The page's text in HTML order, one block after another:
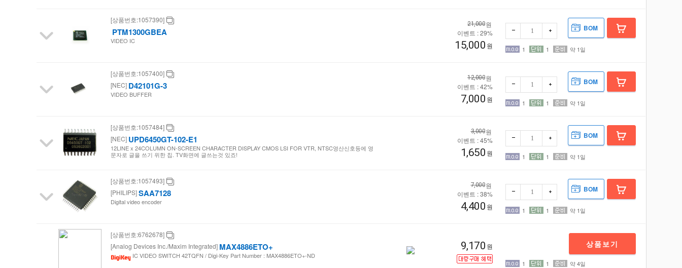
[상품번호:1057390]
PTM1300GBEA
VIDEO IC
21,000원
이벤트 : 29%
15,000 원
BOM
1 1 약 1일
[상품번호:1057400]
[NEC] D42101G-3
VIDEO BUFFER
12,000원
이벤트 : 42%
7,000 원
BOM
1 1 약 1일
[상품번호:1057484]
[NEC] UPD6450GT-102-E1
12LINE x 24COLUMN ON-SCREEN CHARACTER DISPLAY CMOS LSI FOR VTR, NTSC영산신호등에 영
문자로 글을 쓰기 위한 칩. TV화면에 글쓰는것 있죠!
3,000원
이벤트 : 45%
1,650 원
BOM
1 1 약 1일
[상품번호:1057493]
[PHILIPS]SAA7128
Digital video encoder
7,000원
이벤트 : 38%
4,400 원
BOM
1 1 약 1일
[상품번호:6762678]
[Analog Devices Inc./Maxim Integrated] MAX4886ETO+
IC VIDEO SWITCH 42TQFN / Digi-Key Part Number : MAX4886ETO+-ND
9,170 원 상품보기
1 1 약 4일